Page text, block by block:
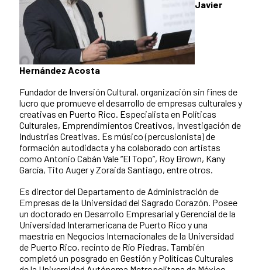
Javier
Hernández Acosta
Fundador de Inversión Cultural, organización sin fines de
lucro que promueve el desarrollo de empresas culturales y
creativas en Puerto Rico. Especialista en Políticas
Culturales, Emprendimientos Creativos, Investigación de
Industrias Creativas. Es músico (percusionista) de
formación autodidacta y ha colaborado con artistas
como Antonio Cabán Vale “El Topo”, Roy Brown, Kany
García, Tito Auger y Zoraida Santiago, entre otros.
Es director del Departamento de Administración de
Empresas de la Universidad del Sagrado Corazón. Posee
un doctorado en Desarrollo Empresarial y Gerencial de la
Universidad Interamericana de Puerto Rico y una
maestría en Negocios Internacionales de la Universidad
de Puerto Rico, recinto de Río Piedras. También
completó un posgrado en Gestión y Políticas Culturales